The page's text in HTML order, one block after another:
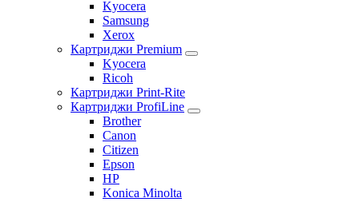
Kyocera
Samsung
Xerox
Картриджи Premium
Kyocera
Ricoh
Картриджи Print-Rite
Картриджи ProfiLine
Brother
Canon
Citizen
Epson
HP
Konica Minolta